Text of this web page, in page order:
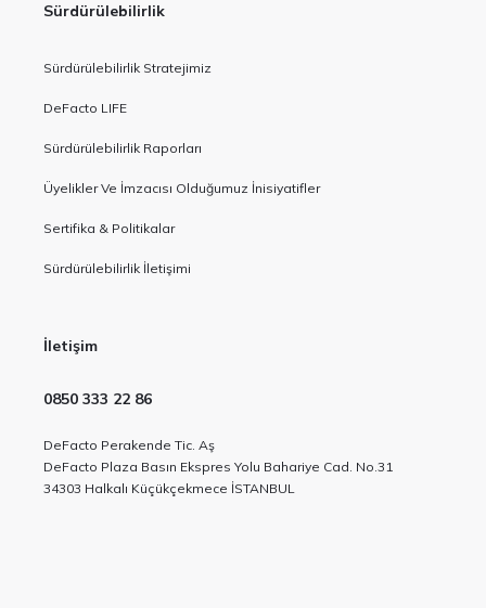
Sürdürülebilirlik
Sürdürülebilirlik Stratejimiz
DeFacto LIFE
Sürdürülebilirlik Raporları
Üyelikler Ve İmzacısı Olduğumuz İnisiyatifler
Sertifika & Politikalar
Sürdürülebilirlik İletişimi
İletişim
0850 333 22 86
DeFacto Perakende Tic. Aş
DeFacto Plaza Basın Ekspres Yolu Bahariye Cad. No.31
34303 Halkalı Küçükçekmece İSTANBUL